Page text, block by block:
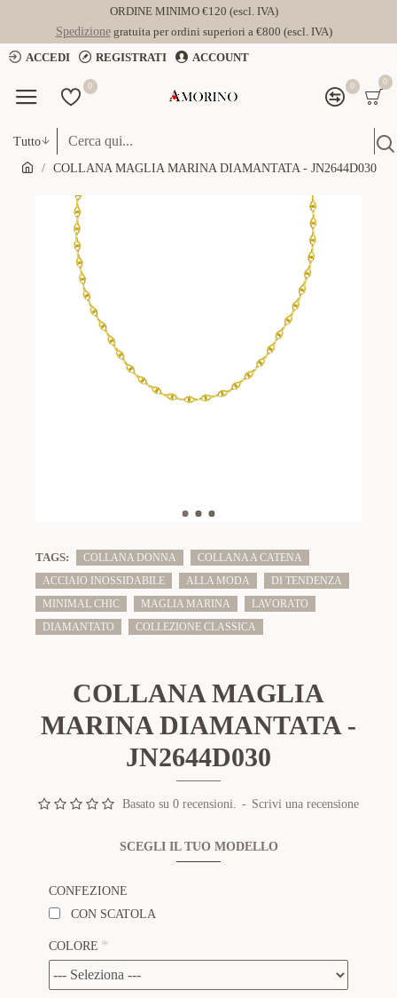
ORDINE MINIMO €120 (escl. IVA)
Spedizionegratuita per ordini superiori a €800 (escl. IVA)
ACCEDI
REGISTRATI ACCOUNT
0 0 0
Tutto
COLLANA MAGLIA MARINA DIAMANTATA - JN2644D030
TAGS: COLLANA DONNA
COLLANA A CATENA
ACCIAIO INOSSIDABILE
ALLA MODA
DI TENDENZA
MINIMAL CHIC
MAGLIA MARINA
LAVORATO
DIAMANTATO
COLLEZIONE CLASSICA
COLLANA MAGLIA
MARINA DIAMANTATA -
JN2644D030
Basato su 0 recensioni. - Scrivi una recensione
SCEGLI IL TUO MODELLO
CONFEZIONE
CON SCATOLA
COLORE